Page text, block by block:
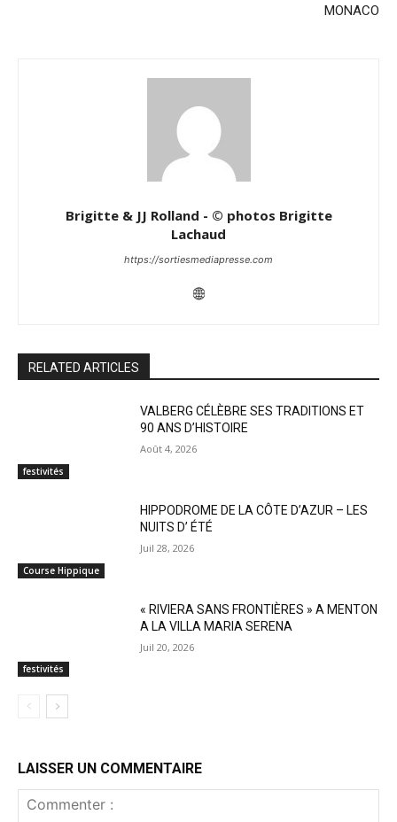
MONACO
Brigitte & JJ Rolland - © photos Brigitte
Lachaud
https://sortiesmediapresse.com
RELATED ARTICLES
festivités
VALBERG CÉLÈBRE SES TRADITIONS ET
90 ANS D’HISTOIRE
Août 4, 2026
Course Hippique
HIPPODROME DE LA CÔTE D’AZUR – LES
NUITS D’ ÉTÉ
Juil 28, 2026
festivités
« RIVIERA SANS FRONTIÈRES » A MENTON
A LA VILLA MARIA SERENA
Juil 20, 2026
LAISSER UN COMMENTAIRE